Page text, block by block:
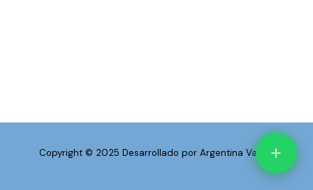
Copyright © 2025 Desarrollado por Argentina Vapea